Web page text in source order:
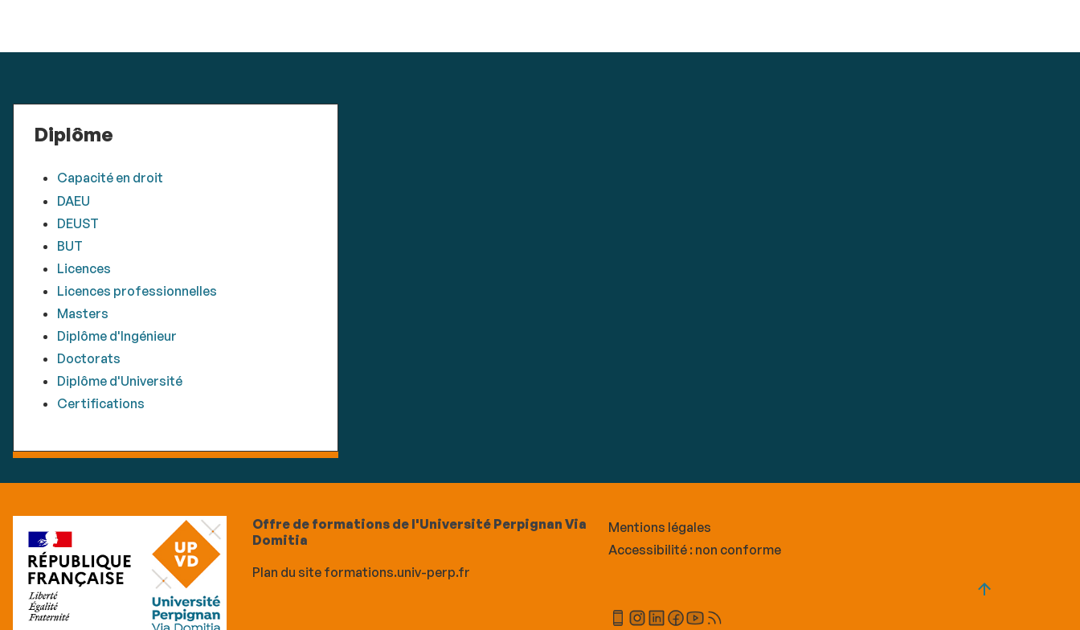
Diplôme
Capacité en droit
DAEU
DEUST
BUT
Licences
Licences professionnelles
Masters
Diplôme d'Ingénieur
Doctorats
Diplôme d'Université
Certifications
Offre de formations de l'Université Perpignan Via
Domitia
Plan du site formations.univ-perp.fr
Mentions légales
Accessibilité : non conforme